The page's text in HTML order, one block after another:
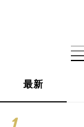
最新